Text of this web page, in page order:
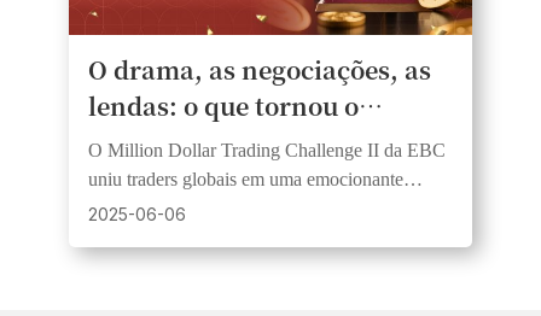
O drama, as negociações, as
lendas: o que tornou o
Million Dollar Trading
Challenge II da EBC
inesquecível
O Million Dollar Trading Challenge II da EBC
uniu traders globais em uma emocionante
competição de habilidade, estratégia e coragem,
2025-06-06